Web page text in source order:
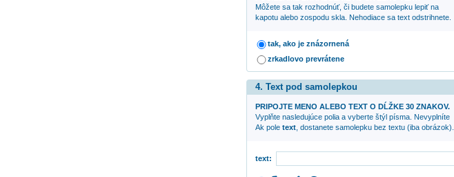
Môžete sa tak rozhodnúť, či budete samolepku lepiť na
kapotu alebo zospodu skla. Nehodiace sa text odstrihnete.
tak, ako je znázornená
zrkadlovo prevrátene
4. Text pod samolepkou
PRIPOJTE MENO ALEBO TEXT O DĹŽKE 30 ZNAKOV.
Vyplňte nasledujúce polia a vyberte štýl písma. Nevyplníte
Ak pole text, dostanete samolepku bez textu (iba obrázok).
text: